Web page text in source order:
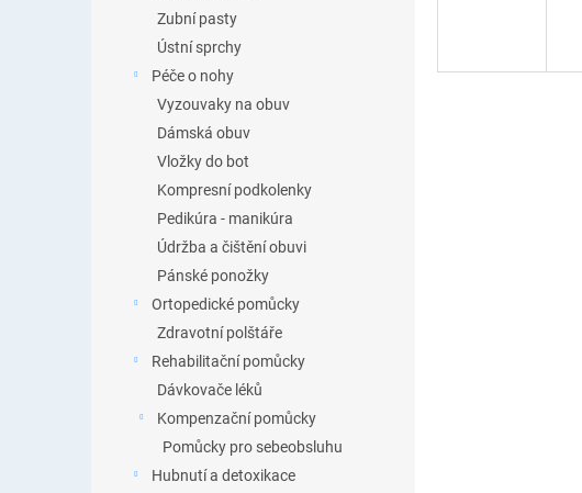
Zubní pasty
Ústní sprchy
Péče o nohy
Vyzouvaky na obuv
Dámská obuv
Vložky do bot
Kompresní podkolenky
Pedikúra - manikúra
Údržba a čištění obuvi
Pánské ponožky
Ortopedické pomůcky
Zdravotní polštáře
Rehabilitační pomůcky
Dávkovače léků
Kompenzační pomůcky
Pomůcky pro sebeobsluhu
Hubnutí a detoxikace